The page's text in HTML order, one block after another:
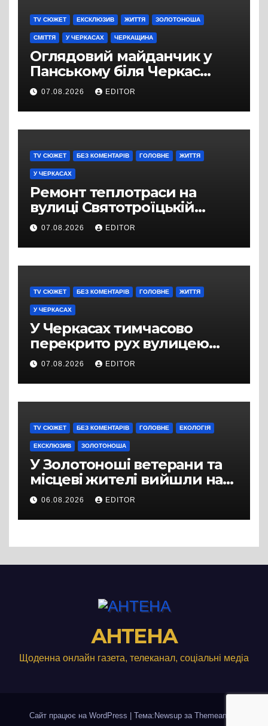
TV СЮЖЕТ ЕКСКЛЮЗИВ ЖИТТЯ ЗОЛОТОНОША
СМІТТЯ У ЧЕРКАСАХ ЧЕРКАЩИНА
Оглядовий майданчик у
Панському біля Черкас
перетворився на занедбане
сміттєзвалище
07.08.2026 EDITOR
TV СЮЖЕТ БЕЗ КОМЕНТАРІВ ГОЛОВНЕ ЖИТТЯ
У ЧЕРКАСАХ
Ремонт теплотраси на
вулиці Святотроїцькій
затягнувся порівняно із
запланованими термінами.
Вулицю досі не відкрили
для руху
07.08.2026 EDITOR
TV СЮЖЕТ БЕЗ КОМЕНТАРІВ ГОЛОВНЕ ЖИТТЯ
У ЧЕРКАСАХ
У Черкасах тимчасово
перекрито рух вулицею
Хрещатик на перехресті з
Грушевського через
ремонт тепломережі
07.08.2026 EDITOR
TV СЮЖЕТ БЕЗ КОМЕНТАРІВ ГОЛОВНЕ ЕКОЛОГІЯ
ЕКСКЛЮЗИВ ЗОЛОТОНОША
У Золотоноші ветерани та
місцеві жителі вийшли на
протест до стін
підприємства ТОВ «Омега
Три», що займається
06.08.2026 EDITOR
АНТЕНА
Щоденна онлайн газета, телеканал, соціальні медіа
Сайт працює на WordPress Тема:Newsup за Themeansar